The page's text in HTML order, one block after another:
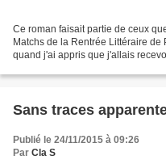
Ce roman faisait partie de ceux
Matchs de la Rentrée Littéraire de
quand j'ai appris que j'allais
Sans traces
Publié le 24/11/2015 à 09:26
Par Cla S